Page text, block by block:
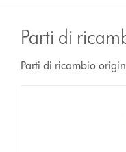
Parti di
Parti di ricambio